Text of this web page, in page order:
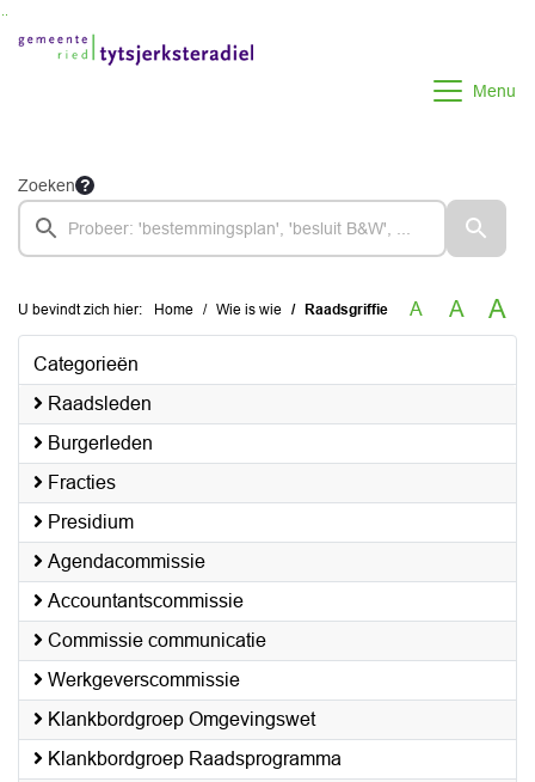
Menu
Zoeken
U bevindt zich hier: Home Wie is wie Raadsgriffie A A A
Categorieën
Raadsleden
Burgerleden
Fracties
Presidium
Agendacommissie
Accountantscommissie
Commissie communicatie
Werkgeverscommissie
Klankbordgroep Omgevingswet
Klankbordgroep Raadsprogramma